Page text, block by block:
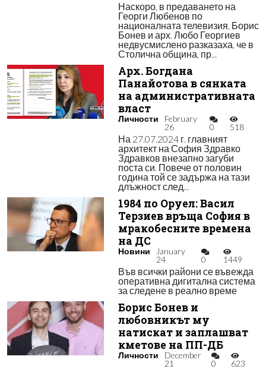
Наскоро, в предаването на
Георги Любенов по
националната телевизия, Борис
Бонев и арх. Любо Георгиев
недвусмислено разказаха, че в
Столична община, пр...
Арх. Богдана
Панайотова в сянката
на административната
власт
Личности
February
26
0 518
На 27.07.2024 г. главният
архитект на София Здравко
Здравков внезапно загуби
поста си. Повече от половин
година той се задържа на тази
длъжност след...
1984 по Оруел: Васил
Терзиев връща София в
мракобесните времена
на ДС
Новини
January
24
0 1449
Във всички райони се въвежда
оперативна дигитална система
за следене в реално време
Борис Бонев и
любовникът му
натискат и заплашват
кметове на ПП-ДБ
Личности
December
21
0 623